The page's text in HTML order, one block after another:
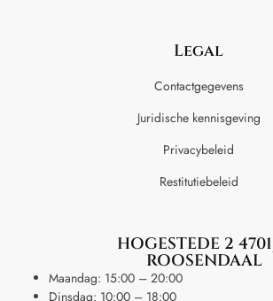
Legal
Contactgegevens
Juridische kennisgeving
Privacybeleid
Restitutiebeleid
HOGESTEDE 2
ROOSENDAAL
Maandag: 15:00 – 20:00
Dinsdag: 10:00 – 18:00